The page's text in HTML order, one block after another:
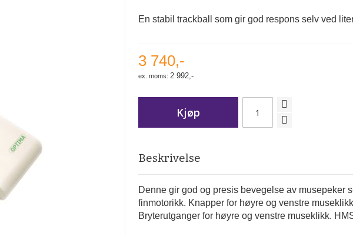
En stabil trackball som gir god respons selv ved
3 740,-
2 992,-
Kjøp
Beskrivelse
Denne gir god og presis bevegelse av musepeker
finmotorikk. Knapper for høyre og venstre
Bryterutganger for høyre og venstre museklikk.